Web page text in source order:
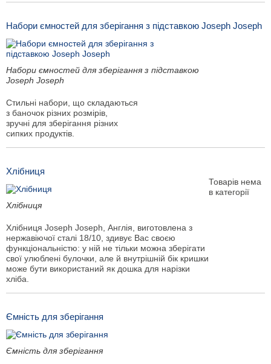
Набори ємностей для зберігання з підставкою Joseph Joseph
Набори ємностей для зберігання з підставкою
Joseph Joseph
Стильні набори, що складаються
з баночок різних розмірів,
зручні для зберігання різних
сипких продуктів.
Хлібниця
Хлібниця
Хлібниця Joseph Joseph, Англія, виготовлена з
нержавіючої сталі 18/10, здивує Вас своєю
функціональністю: у ній не тільки можна зберігати
свої улюблені булочки, але й внутрішній бік кришки
може бути використаний як дошка для нарізки
хліба.
Товарів нема
в категорії
Ємність для зберігання
Ємність для зберігання